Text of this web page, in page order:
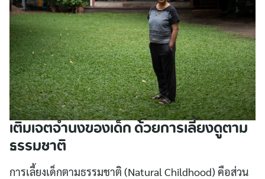
เติมเจตจำนงของเด็ก ด้วยการเลี้ยงดูตาม
ธรรมชาติ
การเลี้ยงเด็กตามธรรมชาติ (Natural Childhood) คือส่วน